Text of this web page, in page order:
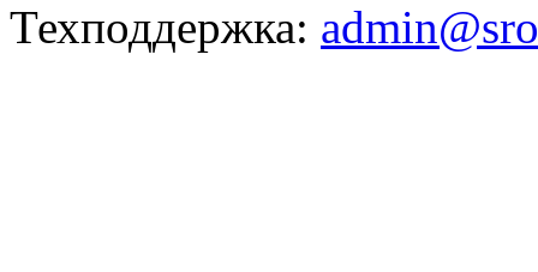
Техподдержка: